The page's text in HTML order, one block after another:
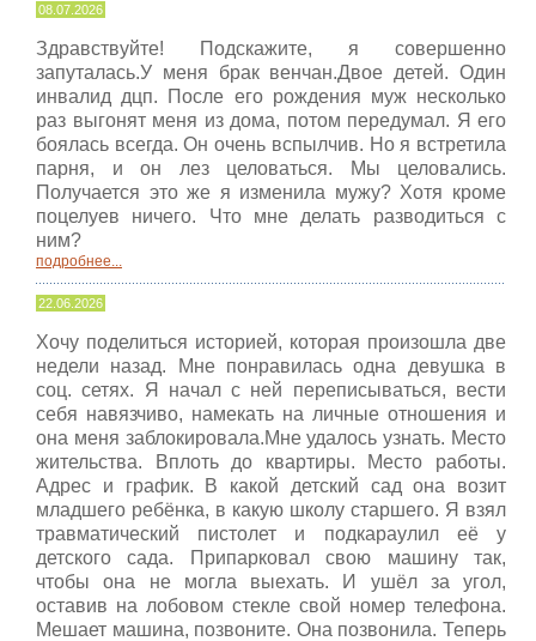
08.07.2026
Здравствуйте! Подскажите, я совершенно
запуталась.У меня брак венчан.Двое детей. Один
инвалид дцп. После его рождения муж несколько
раз выгонят меня из дома, потом передумал. Я его
боялась всегда. Он очень вспылчив. Но я встретила
парня, и он лез целоваться. Мы целовались.
Получается это же я изменила мужу? Хотя кроме
поцелуев ничего. Что мне делать разводиться с
ним?
подробнее...
22.06.2026
Хочу поделиться историей, которая произошла две
недели назад. Мне понравилась одна девушка в
соц. сетях. Я начал с ней переписываться, вести
себя навязчиво, намекать на личные отношения и
она меня заблокировала.Мне удалось узнать. Место
жительства. Вплоть до квартиры. Место работы.
Адрес и график. В какой детский сад она возит
младшего ребёнка, в какую школу старшего. Я взял
травматический пистолет и подкараулил её у
детского сада. Припарковал свою машину так,
чтобы она не могла выехать. И ушёл за угол,
оставив на лобовом стекле свой номер телефона.
Мешает машина, позвоните. Она позвонила. Теперь